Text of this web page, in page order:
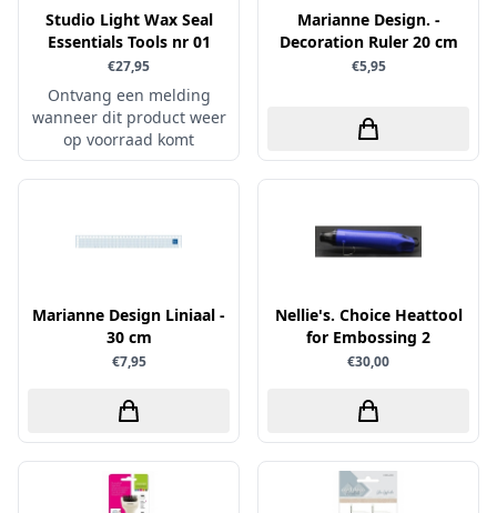
Uitdrukvellen
Canvas
Die Cuts
Finger Wax
Pan Pastel
Workshop
Hobby Art
Hobbydots
HobbyFun
Hobbyjournaal
Hobbyzine
Jalekro
Juffrouw Muis
Lapland knipvel
Lavinia
Lemon Craft
Lisa Horton - Crafts
schudmateriaal
Scrappapier
Shiny details
Specialties
Stickers
Tijdschrift
Washi - tape
Studio Light Wax Seal
Essentials Tools nr 01
€27,95
Ontvang een melding
wanneer dit product weer
op voorraad komt
Marianne Design. -
Decoration Ruler 20 cm
€5,95
Marianne Design Liniaal -
30 cm
€7,95
Nellie's. Choice Heattool
for Embossing 2
€30,00